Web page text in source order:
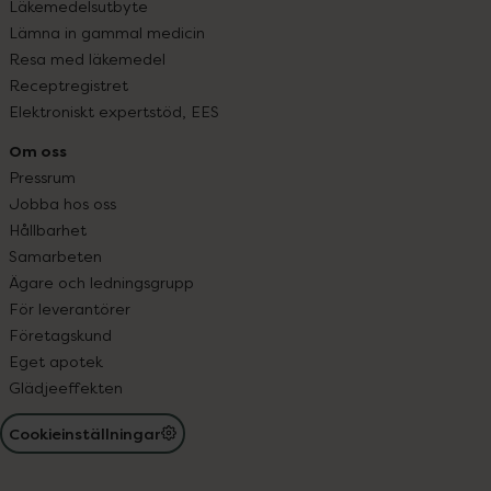
Läkemedelsutbyte
Lämna in gammal medicin
Resa med läkemedel
Receptregistret
Elektroniskt expertstöd, EES
Om oss
Pressrum
Jobba hos oss
Hållbarhet
Samarbeten
Ägare och ledningsgrupp
För leverantörer
Företagskund
Eget apotek
Glädjeeffekten
Cookieinställningar